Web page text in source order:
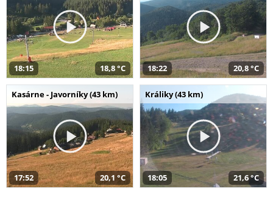
18:15 18,8 °C 18:22 20,8 °C
Kasárne - Javorníky (43 km)
17:52 20,1 °C
Králiky (43 km)
18:05 21,6 °C